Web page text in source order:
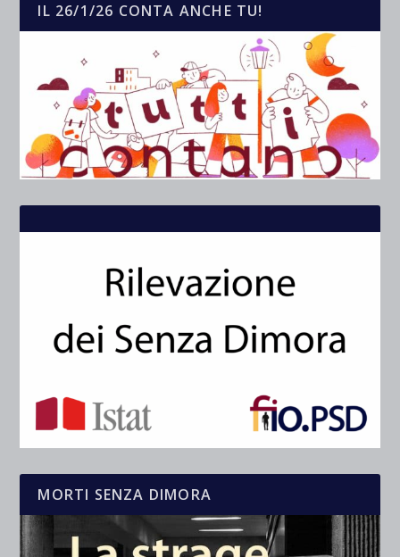
IL 26/1/26 CONTA ANCHE TU!
MORTI SENZA DIMORA